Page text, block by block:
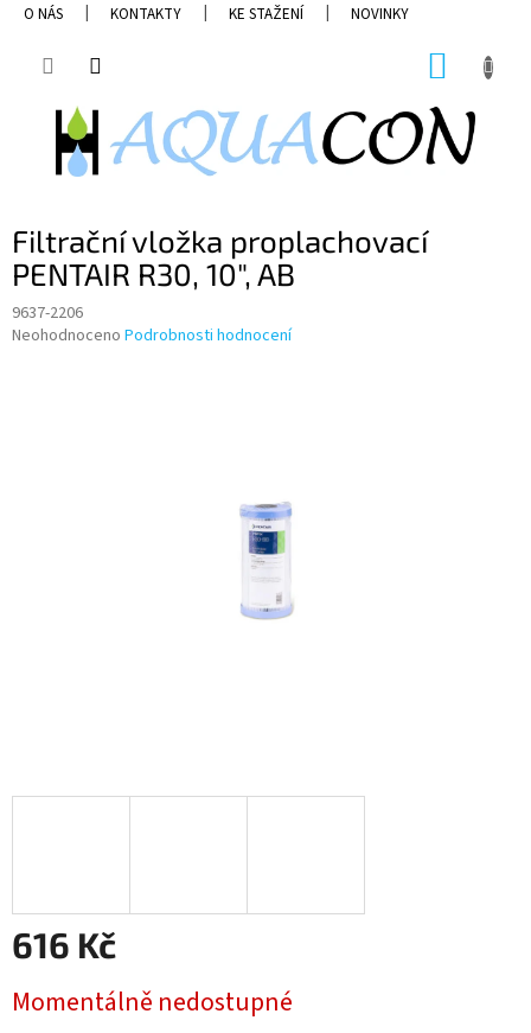
PřejítO NÁS KONTAKTY KE STAŽENÍ NOVINKY
Filtrační vložka proplachovací
PENTAIR R30, 10", AB
9637-2206
Průměrné
Neohodnoceno Podrobnosti hodnocení
616 Kč
cena:
Momentálně nedostupné